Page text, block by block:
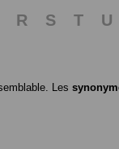
R S T U
Les